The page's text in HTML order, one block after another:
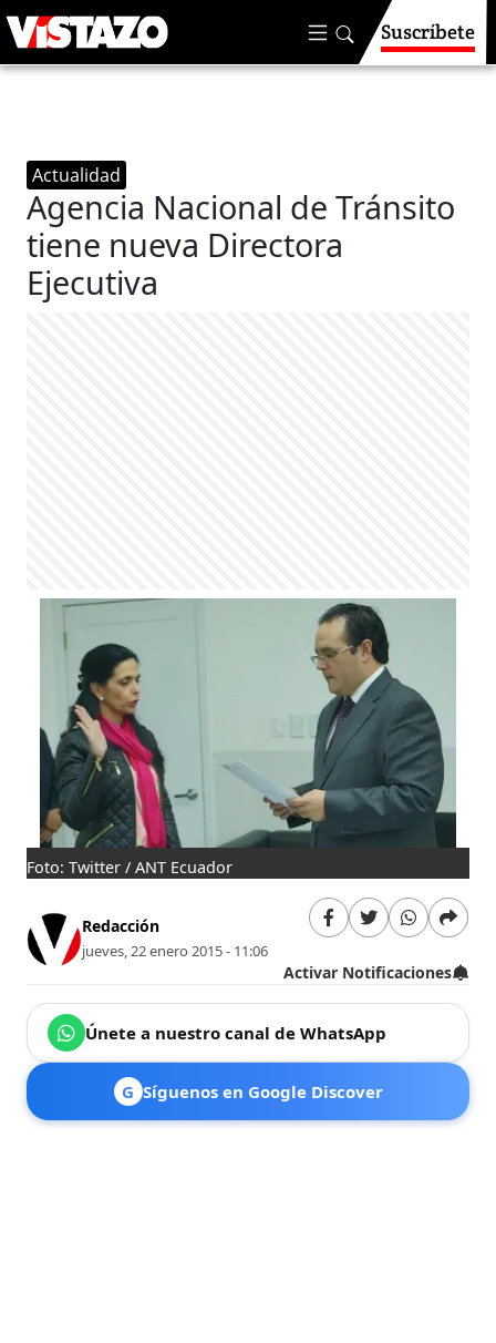
Suscríbete
Actualidad
Agencia Nacional de Tránsito
tiene nueva Directora
Ejecutiva
Foto: Twitter / ANT Ecuador
Redacción
jueves, 22 enero 2015 - 11:06
Activar Notificaciones
Únete a nuestro canal de WhatsApp
G Síguenos en Google Discover